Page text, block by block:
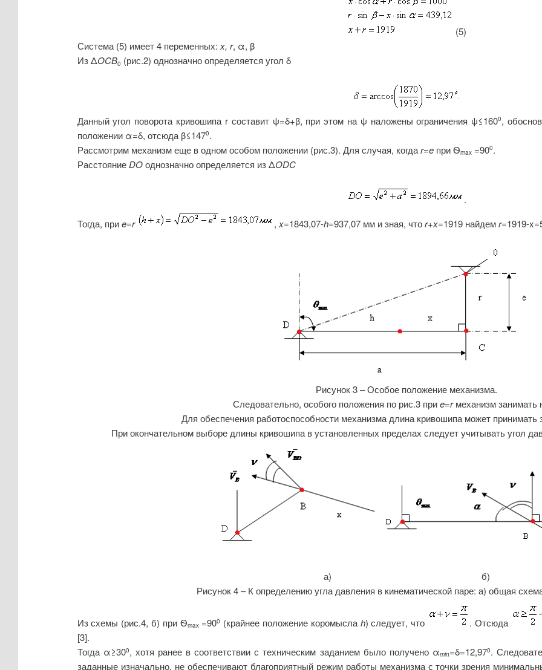
(5)
Система (5) имеет 4 переменных:x, r, α, β
ИзΔOCB0 (рис.2) однозначно определяется угол δ
Данный угол поворота кривошипа r составит ψ=δ+β, при этом на ψ наложены ограничения ψ≤1600,
положении α=δ, отсюда β≤1470.
Рассмотрим механизм еще в одном особом положении (рис.3). Для случая, когдаr=eпри Ѳmax=900.
Расстояние DOоднозначно определяется изΔODC
.
Тогда, приe=r , x=1843,07-h=937,07 мм и зная, чтоr+x=1919 найдемr=1919-
Рисунок 3 – Особое положение механизма.
Следовательно, особого положения по рис.3 приe=rмеханизм занимать
Для обеспечения работоспособности механизма длина кривошипа может принимать
При окончательном выборе длины кривошипа в установленных пределах следует учитывать угол
а) б)
Рисунок 4 – К определению угла давления в кинематической паре: а) общая
Из схемы (рис.4, б) при Ѳmax=900 (крайнее положение коромысла h) следует, что
. Отсюда
[3].
Тогда α≥300, хотя ранее в соответствии с техническим заданием было получено αmin=δ=12,970.
заданные изначально, не обеспечивают благоприятный режим работы механизма с точки зрения